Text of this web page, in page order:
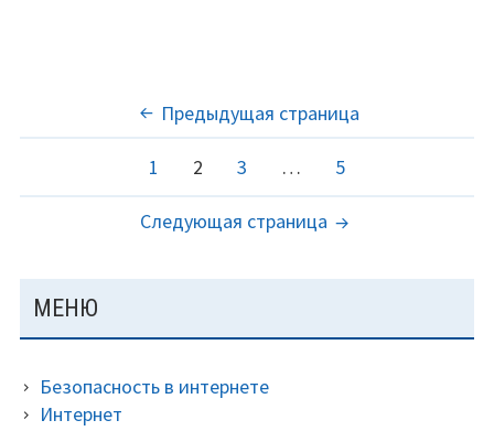
ПАГИНАЦИЯ
ЗАПИСЕЙ
Предыдущая страница
Страница
1 Страница
2 Страница
3 … Страница
5
Следующая страница
ОСНОВНАЯ
ПАНЕЛЬ
МЕНЮ
Безопасность в интернете
Интернет